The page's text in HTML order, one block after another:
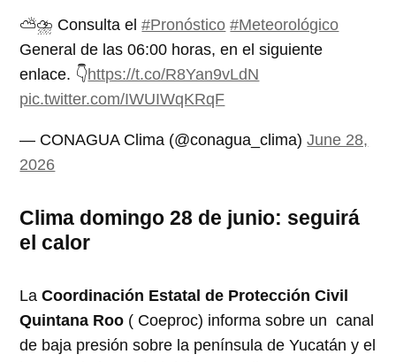
⛅️⛈️ Consulta el#Pronóstico #Meteorológico
General de las 06:00 horas, en el siguiente
enlace. 👇https://t.co/R8Yan9vLdN
pic.twitter.com/IWUIWqKRqF
— CONAGUA Clima (@conagua_clima)June 28,
2026
Clima domingo 28 de junio: seguirá
el calor
LaCoordinación Estatal de Protección Civil
Quintana Roo ( Coeproc) informa sobre un canal
de baja presión sobre la península de Yucatán y el